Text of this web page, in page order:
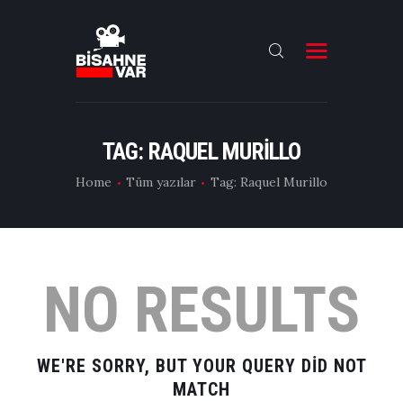
TAG: RAQUEL MURILLO
Home Tüm yazılar Tag: Raquel Murillo
FILMLER
DIZILER
NO RESULTS
WE'RE SORRY, BUT YOUR QUERY DID NOT
MATCH